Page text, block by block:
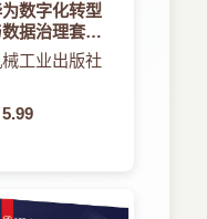
数字化转型
据治理套装
装共2册）
工业出版社
5.99